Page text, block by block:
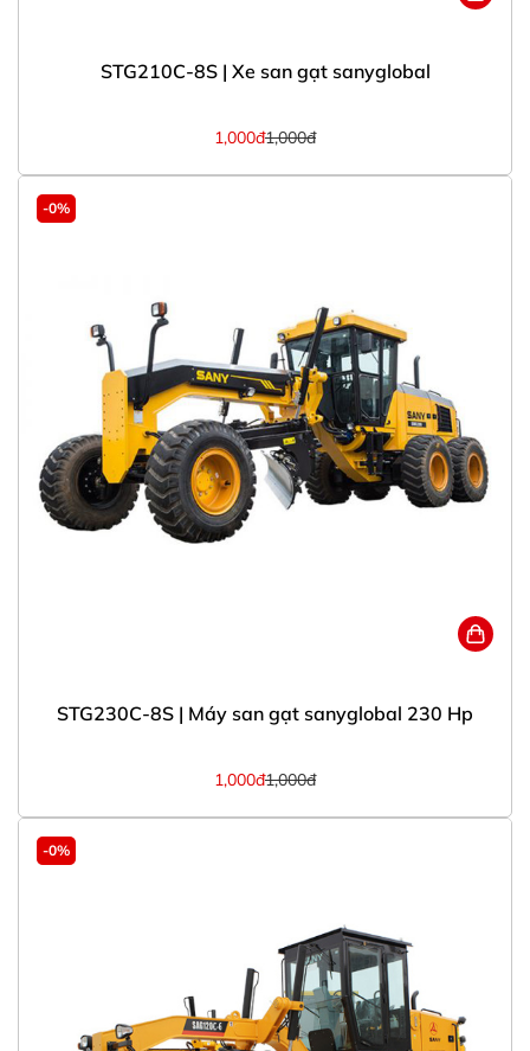
STG210C-8S | Xe san gạt sanyglobal
1,000đ1,000đ
-0%
STG230C-8S | Máy san gạt sanyglobal 230 Hp
1,000đ1,000đ
-0%